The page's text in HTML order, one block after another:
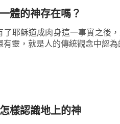
來之意是釘十字架完成
」的一天還是來到了。
的軟弱之處，所以在他
味，因此仍以愛來體貼
體的神存在嗎？
了耶穌道成肉身這一事實之後
有靈，就是人的傳統觀念中認
樣認識地上的神